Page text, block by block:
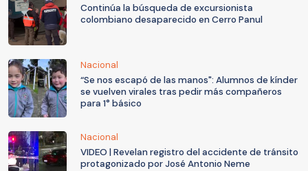
Continúa la búsqueda de excursionista
colombiano desaparecido en Cerro Panul
Nacional
“Se nos escapó de las manos": Alumnos de kínder
se vuelven virales tras pedir más compañeros
para 1° básico
Nacional
VIDEO | Revelan registro del accidente de tránsito
protagonizado por José Antonio Neme